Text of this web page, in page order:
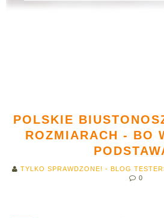
POLSKIE
ROZMIARACH - BO
TYLKO SPRAWDZONE! - BLOG
0